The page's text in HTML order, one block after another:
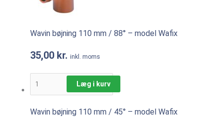
Wavin bøjning 110 mm / 88° – model Wafix
35,00 kr. inkl. moms
Læg i kurv
Wavin bøjning 110 mm / 45° – model Wafix